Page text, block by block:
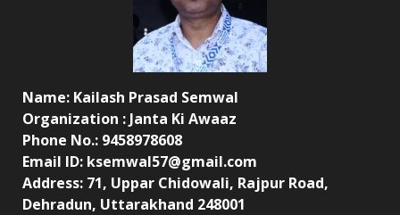
Name: Kailash Prasad Semwal
Organization : Janta Ki Awaaz
Phone No.: 9458978608
Email ID: ksemwal57@gmail.com
Address: 71, Uppar Chidowali, Rajpur Road,
Dehradun, Uttarakhand 248001